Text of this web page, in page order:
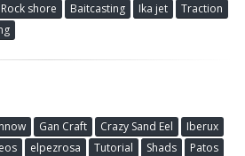
Rock shore Baitcasting Ika jet
Traction
Gan Craft Crazy Sand Eel
Iberux
elpezrosa Tutorial Shads
Patos